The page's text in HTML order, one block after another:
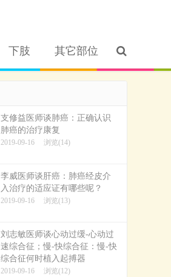
下肢 其它部位
支修益医师谈肺癌：正确认识
肺癌的治疗康复
2019-09-16 浏览(14)
李威医师谈肝癌：肺癌经皮介
入治疗的适应证有哪些呢？
2019-09-16 浏览(13)
刘志敏医师谈心动过缓-心动过
速综合征；慢-快综合征：慢-快
综合征何时植入起搏器
2019-09-16 浏览(12)